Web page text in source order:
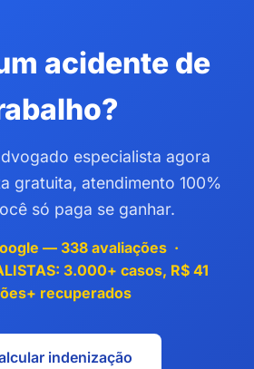
acidente de
especialista agora
gratuita, atendimento 100%
só paga se ganhar.
— 338 avaliações ·
3.000+ casos, R$ 41
recuperados
indenização